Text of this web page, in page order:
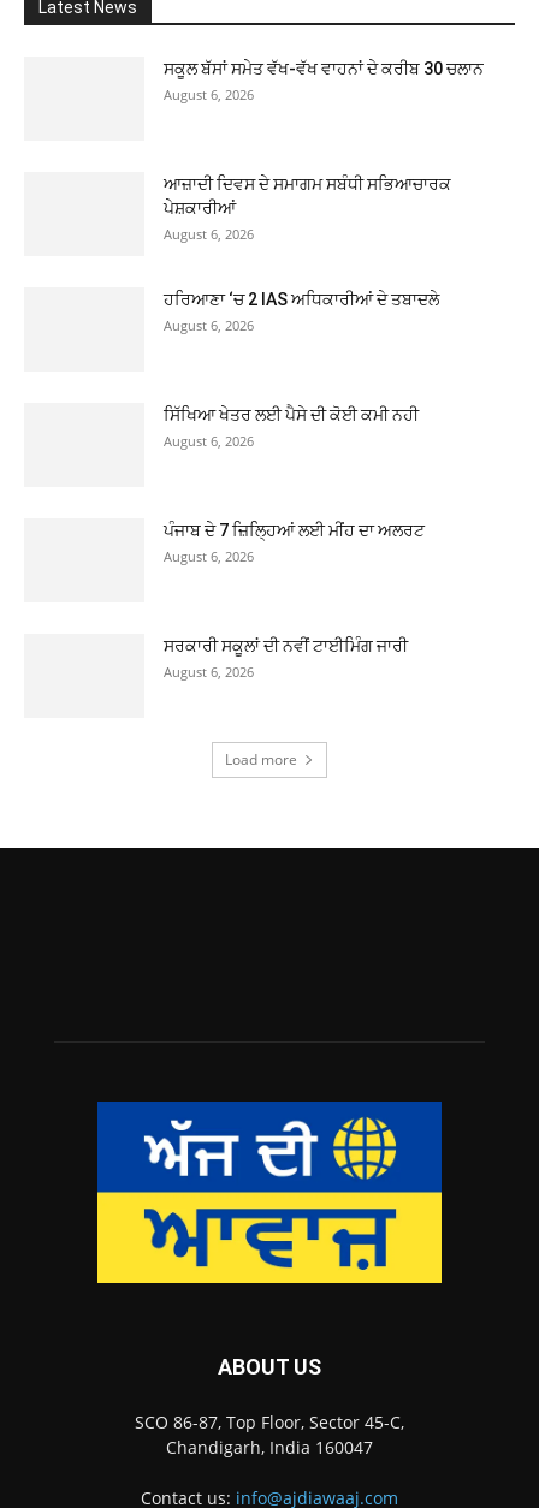
Latest News
ਸਕੂਲ ਬੱਸਾਂ ਸਮੇਤ ਵੱਖ-ਵੱਖ ਵਾਹਨਾਂ ਦੇ ਕਰੀਬ 30 ਚਲਾਨ
August 6, 2026
ਆਜ਼ਾਦੀ ਦਿਵਸ ਦੇ ਸਮਾਗਮ ਸਬੰਧੀ ਸਭਿਆਚਾਰਕ
ਪੇਸ਼ਕਾਰੀਆਂ
August 6, 2026
ਹਰਿਆਣਾ ‘ਚ 2 IAS ਅਧਿਕਾਰੀਆਂ ਦੇ ਤਬਾਦਲੇ
August 6, 2026
ਸਿੱਖਿਆ ਖੇਤਰ ਲਈ ਪੈਸੇ ਦੀ ਕੋਈ ਕਮੀ ਨਹੀ
August 6, 2026
ਪੰਜਾਬ ਦੇ 7 ਜ਼ਿਲ੍ਹਿਆਂ ਲਈ ਮੀਂਹ ਦਾ ਅਲਰਟ
August 6, 2026
ਸਰਕਾਰੀ ਸਕੂਲਾਂ ਦੀ ਨਵੀਂ ਟਾਈਮਿੰਗ ਜਾਰੀ
August 6, 2026
Load more
ABOUT US
SCO 86-87, Top Floor, Sector 45-C,
Chandigarh, India 160047
Contact us: info@ajdiawaaj.com